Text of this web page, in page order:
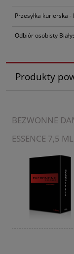
Przesyłka kurierska
Odbiór osobisty
Produkty
BEZWONNE
ESSENCE 7,5 ML